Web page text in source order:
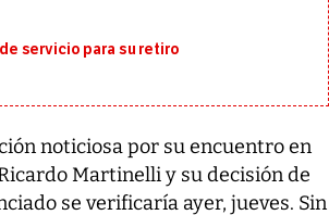
servicio para su retiro
noticiosa por su encuentro en
Martinelli y su decisión de
se verificaría ayer, jueves. Sin